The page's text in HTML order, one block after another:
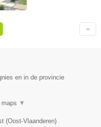
en in de provincie
▼
(Oost-Vlaanderen)